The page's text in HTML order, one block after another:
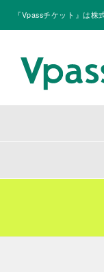
『Vpassチケット』は